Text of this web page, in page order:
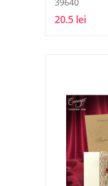
20.5 lei